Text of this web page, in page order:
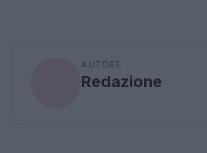
AUTORE
Redazione